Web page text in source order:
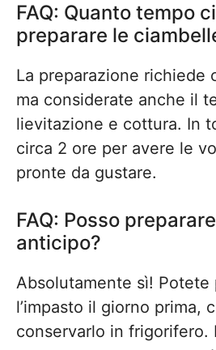
FAQ: Quanto tempo
preparare le
La preparazione richiede
ma considerate anche il
lievitazione e cottura. In
circa 2 ore per avere le
pronte da gustare.
FAQ: Posso
anticipo?
Absolutamente sì! Potete
l’impasto il giorno prima,
conservarlo in frigorifero.